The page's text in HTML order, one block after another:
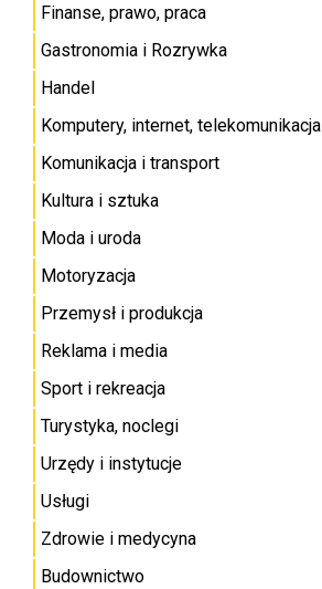
Finanse, prawo, praca
Gastronomia i Rozrywka
Handel
Komputery, internet, telekomunikacja
Komunikacja i transport
Kultura i sztuka
Moda i uroda
Motoryzacja
Przemysł i produkcja
Reklama i media
Sport i rekreacja
Turystyka, noclegi
Urzędy i instytucje
Usługi
Zdrowie i medycyna
Budownictwo